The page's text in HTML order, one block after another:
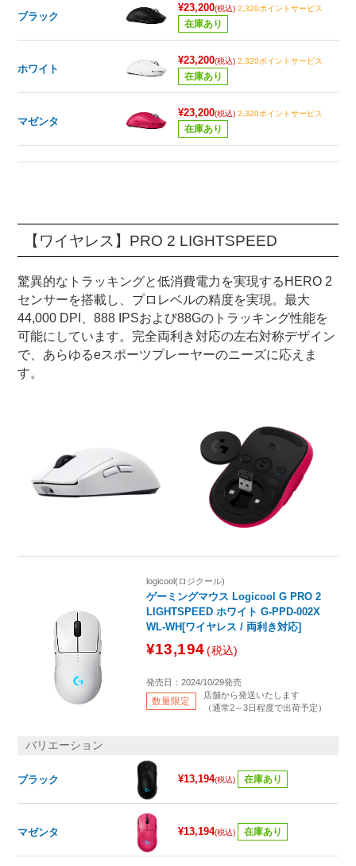
ブラック
¥23,200(税込) 2,320ポイントサービス
在庫あり
ホワイト
¥23,200(税込) 2,320ポイントサービス
在庫あり
マゼンタ
¥23,200(税込) 2,320ポイントサービス
在庫あり
【ワイヤレス】PRO 2 LIGHTSPEED
驚異的なトラッキングと低消費電力を実現するHERO 2
センサーを搭載し、プロレベルの精度を実現。最大
44,000 DPI、888 IPSおよび88Gのトラッキング性能を
可能にしています。完全両利き対応の左右対称デザイン
で、あらゆるeスポーツプレーヤーのニーズに応えま
す。
logicool(ロジクール)
ゲーミングマウス Logicool G PRO 2
LIGHTSPEED ホワイト G-PPD-002X
WL-WH[ワイヤレス / 両利き対応]
¥13,194(税込)
発売日：2024/10/29発売
数量限定
店舗から発送いたします
（通常2～3日程度で出荷予定）
バリエーション
ブラック ¥13,194(税込) 在庫あり
マゼンタ ¥13,194(税込) 在庫あり